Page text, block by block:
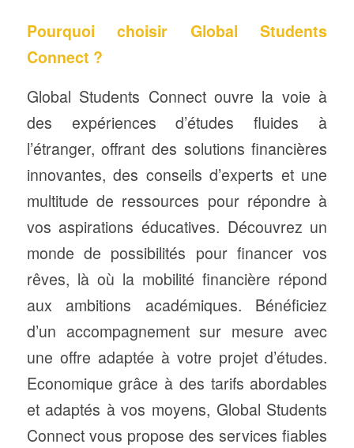
Pourquoi choisir Global Students
Connect ?
Global Students Connect ouvre la voie à
des expériences d’études fluides à
l’étranger, offrant des solutions financières
innovantes, des conseils d’experts et une
multitude de ressources pour répondre à
vos aspirations éducatives. Découvrez un
monde de possibilités pour financer vos
rêves, là où la mobilité financière répond
aux ambitions académiques. Bénéficiez
d’un accompagnement sur mesure avec
une offre adaptée à votre projet d’études.
Economique grâce à des tarifs abordables
et adaptés à vos moyens, Global Students
Connect vous propose des services fiables